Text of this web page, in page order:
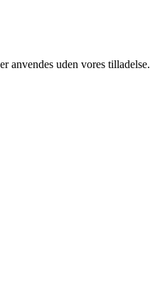
anvendes uden vores tilladelse.